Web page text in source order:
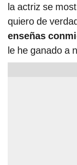
la actriz se
quiero de
enseñas
le he ganado a